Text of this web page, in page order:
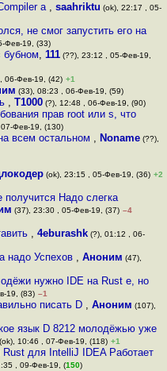
а ,saahriktu (ok), 22:17 , 05-
не смог запустить его на
Фев-19, (33)
бубном, 111(??), 23:12 , 05-Фев-19,
06-Фев-19, (42) +1
(33), 08:23 , 06-Фев-19, (59)
,T1000 (?), 12:48 , 06-Фев-19, (90)
прав root или s, что
Фев-19, (130)
всем остальном , Noname(??),
(ok), 23:15 , 05-Фев-19, (36) +2
Надо слегка
(37), 23:30 , 05-Фев-19, (37) –4
,4eburashk (?), 01:12 , 06-
надо Успехов ,Аноним (47),
нужно IDE на Rust е, но
19, (83) –1
писать D , Аноним (107),
язык D 8212 молодёжью уже
(ok), 10:46 , 07-Фев-19, (118) +1
Rust для IntelliJ IDEA Работает
, 09-Фев-19, (150)